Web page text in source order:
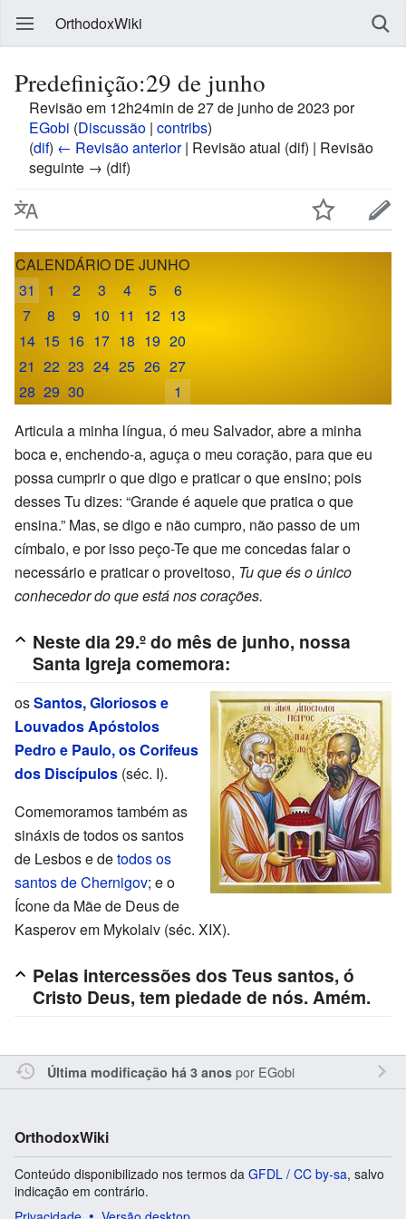
OrthodoxWiki
Predefinição:29 de junho
Revisão em 12h24min de 27 de junho de 2023 por
EGobi (Discussão | contribs)
(dif) ← Revisão anterior| Revisão atual (dif) | Revisão
seguinte → (dif)
CALENDÁRIO DE JUNHO
31
1 2 3 4 5
6
7
8 9 10 11 12 13
14 15 16 17 18 19 20
21 22 23 24 25 26 27
28 29 30
1
Articula a minha língua, ó meu Salvador, abre a minha
boca e, enchendo-a, aguça o meu coração, para que eu
possa cumprir o que digo e praticar o que ensino; pois
desses Tu dizes: “Grande é aquele que pratica o que
ensina.” Mas, se digo e não cumpro, não passo de um
címbalo, e por isso peço-Te que me concedas falar o
necessário e praticar o proveitoso, Tu que és o único
conhecedor do que está nos corações.
Neste dia 29.º do mês de junho, nossa
Santa Igreja comemora:
osSantos, Gloriosos e
Louvados Apóstolos
Pedro e Paulo, os Corifeus
dos Discípulos (séc. I).
Comemoramos também as
sináxis de todos os santos
de Lesbos e detodos os
santos de Chernigov; e o
Ícone da Mãe de Deus de
Kasperov em Mykolaiv (séc. XIX).
Pelas intercessões dos Teus santos, ó
Cristo Deus, tem piedade de nós. Amém.
Última modificação há 3 anospor EGobi
OrthodoxWiki
Conteúdo disponibilizado nos termos da GFDL / CC by-sa, salvo
indicação em contrário.